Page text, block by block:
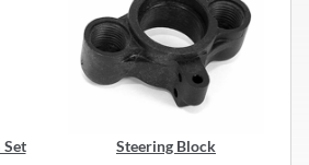
Steering Block